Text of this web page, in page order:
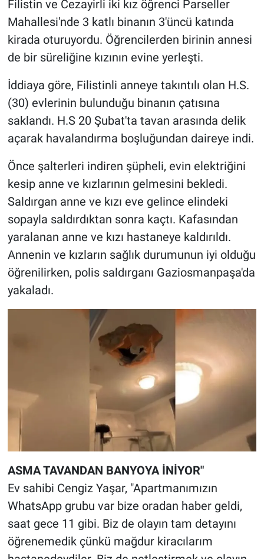
Filistin ve Cezayirli iki kız öğrenci Parseller
Mahallesi'nde 3 katlı binanın 3'üncü katında
kirada oturuyordu. Öğrencilerden birinin annesi
de bir süreliğine kızının evine yerleşti.
İddiaya göre, Filistinli anneye takıntılı olan H.S.
(30) evlerinin bulunduğu binanın çatısına
saklandı. H.S 20 Şubat'ta tavan arasında delik
açarak havalandırma boşluğundan daireye indi.
Önce şalterleri indiren şüpheli, evin elektriğini
kesip anne ve kızlarının gelmesini bekledi.
Saldırgan anne ve kızı eve gelince elindeki
sopayla saldırdıktan sonra kaçtı. Kafasından
yaralanan anne ve kızı hastaneye kaldırıldı.
Annenin ve kızların sağlık durumunun iyi olduğu
öğrenilirken, polis saldırganı Gaziosmanpaşa'da
yakaladı.
ASMA TAVANDAN BANYOYA İNİYOR"
Ev sahibi Cengiz Yaşar, "Apartmanımızın
WhatsApp grubu var bize oradan haber geldi,
saat gece 11 gibi. Biz de olayın tam detayını
öğrenemedik çünkü mağdur kiracılarım
Gündem Özel
Günün görüntüsü
Haber
İlan
Koronavirüs
Kültür Sanat
Ne demişti
Nedir
Türkiye'nin Geleceği
Yerel Gündem
Yerel Yaşam